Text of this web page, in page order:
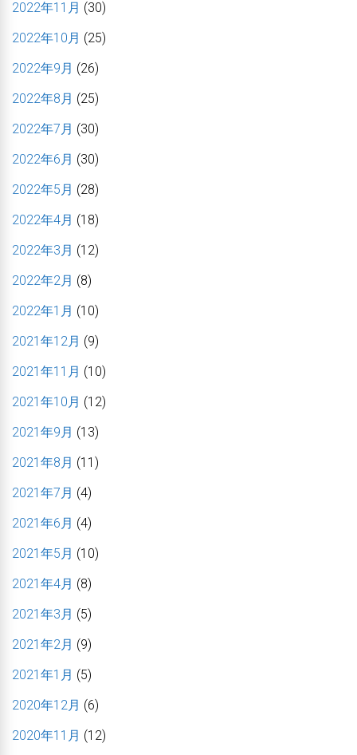
2022年11月 (30)
2022年10月 (25)
2022年9月 (26)
2022年8月 (25)
2022年7月 (30)
2022年6月 (30)
2022年5月 (28)
2022年4月 (18)
2022年3月 (12)
2022年2月 (8)
2022年1月 (10)
2021年12月 (9)
2021年11月 (10)
2021年10月 (12)
2021年9月 (13)
2021年8月 (11)
2021年7月 (4)
2021年6月 (4)
2021年5月 (10)
2021年4月 (8)
2021年3月 (5)
2021年2月 (9)
2021年1月 (5)
2020年12月 (6)
2020年11月 (12)